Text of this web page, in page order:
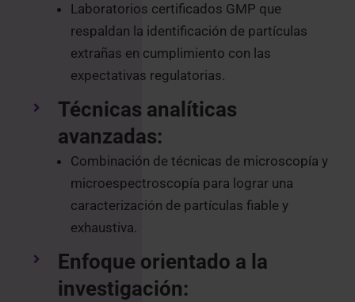
Laboratorios certificados GMP que
respaldan la identificación de partículas
extrañas en cumplimiento con las
expectativas regulatorias.
Técnicas analíticas
avanzadas:
Combinación de técnicas de microscopía y
microespectroscopía para lograr una
caracterización de partículas fiable y
exhaustiva.
Enfoque orientado a la
investigación: